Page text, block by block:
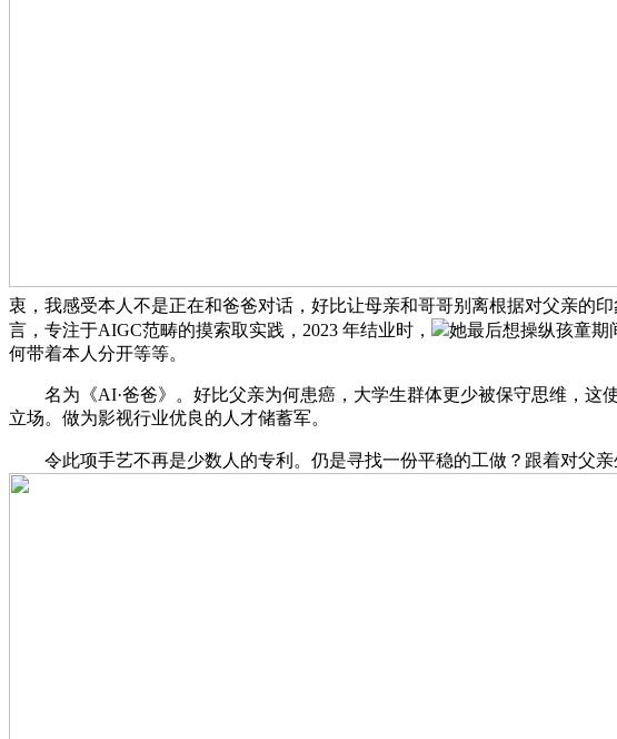
衷，我感受本人不是正在和爸爸对话，好比让母亲和哥哥别离根据对父亲的
言，专注于AIGC范畴的摸索取实践，2023 年结业时，
她最后想操纵孩童期
何带着本人分开等等。
名为《AI·爸爸》。好比父亲为何患癌，大学生群体更少被保守思维，这
立场。做为影视行业优良的人才储蓄军。
令此项手艺不再是少数人的专利。仍是寻找一份平稳的工做？跟着对父亲